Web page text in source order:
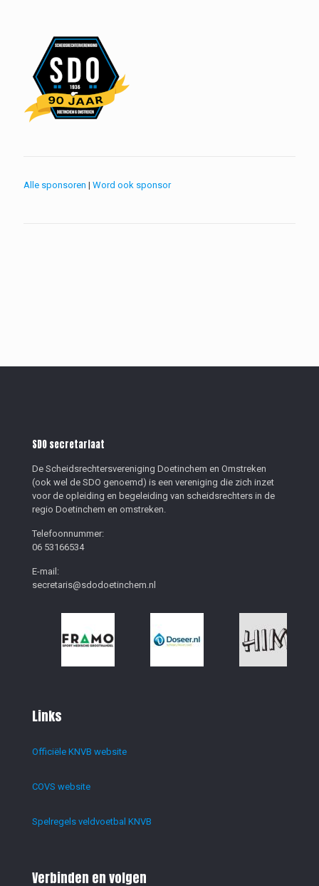
Alle sponsoren | Word ook sponsor
SDO secretariaat
De Scheidsrechtersvereniging Doetinchem en Omstreken
(ook wel de SDO genoemd) is een vereniging die zich inzet
voor de opleiding en begeleiding van scheidsrechters in de
regio Doetinchem en omstreken.
Telefoonnummer:
06 53166534
E-mail:
secretaris@sdodoetinchem.nl
Links
Officiële KNVB website
COVS website
Spelregels veldvoetbal KNVB
Verbinden en volgen